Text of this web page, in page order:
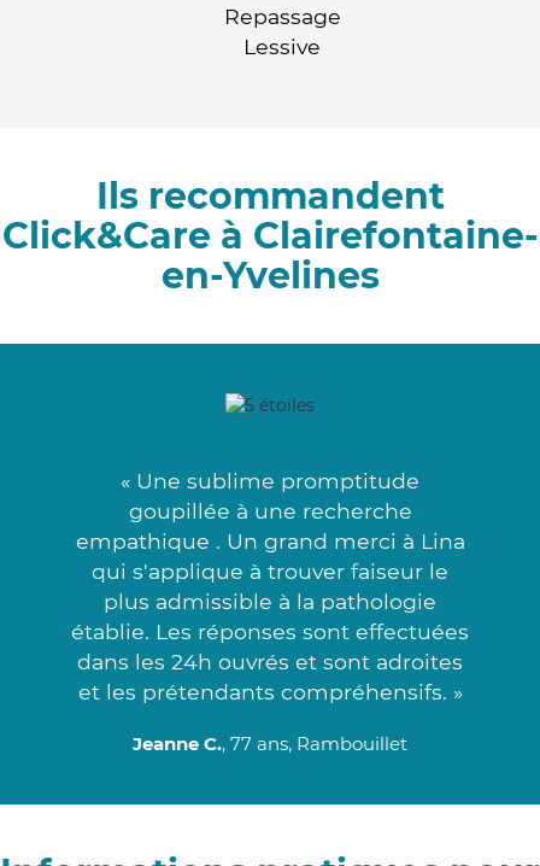
Repassage
Lessive
Ils recommandent
Click&Care à Clairefontaine-
en-Yvelines
« Une sublime promptitude
goupillée à une recherche
empathique . Un grand merci à Lina
qui s'applique à trouver faiseur le
plus admissible à la pathologie
établie. Les réponses sont effectuées
dans les 24h ouvrés et sont adroites
et les prétendants compréhensifs. »
Jeanne C., 77 ans, Rambouillet